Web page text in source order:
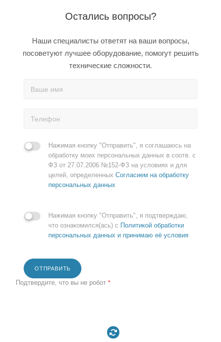
Остались вопросы?
Наши специалисты ответят на ваши вопросы,
посоветуют лучшее оборудование, помогут решить
технические сложности.
Нажимая кнопку "Отправить", я соглашаюсь на
обработку моих персональных данных в соотв. с
ФЗ от 27.07.2006 №152-ФЗ на условиях и для
целей, определенных Согласием на обработку
персональных данных
Нажимая кнопку "Отправить", я подтверждаю,
что ознакомился(ась) с Политикой обработки
персональных данных и принимаю её условия
ОТПРАВИТЬ
Подтвердите, что вы не робот *